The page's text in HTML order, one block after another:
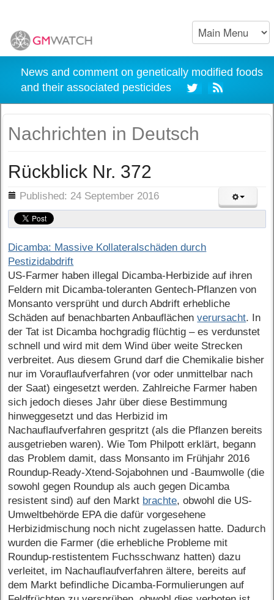
News and comment on genetically modified foods
and their associated pesticides
Nachrichten in Deutsch
Rückblick Nr. 372
Published: 24 September 2016
Dicamba: Massive Kollateralschäden durch
Pestizidabdrift
US-Farmer haben illegal Dicamba-Herbizide auf ihren
Feldern mit Dicamba-toleranten Gentech-Pflanzen von
Monsanto versprüht und durch Abdrift erhebliche
Schäden auf benachbarten Anbauflächenverursacht. In
der Tat ist Dicamba hochgradig flüchtig – es verdunstet
schnell und wird mit dem Wind über weite Strecken
verbreitet. Aus diesem Grund darf die Chemikalie bisher
nur im Vorauflaufverfahren (vor oder unmittelbar nach
der Saat) eingesetzt werden. Zahlreiche Farmer haben
sich jedoch dieses Jahr über diese Bestimmung
hinweggesetzt und das Herbizid im
Nachauflaufverfahren gespritzt (als die Pflanzen bereits
ausgetrieben waren). Wie Tom Philpott erklärt, begann
das Problem damit, dass Monsanto im Frühjahr 2016
Roundup-Ready-Xtend-Sojabohnen und -Baumwolle (die
sowohl gegen Roundup als auch gegen Dicamba
resistent sind) auf den Markt brachte, obwohl die US-
Umweltbehörde EPA die dafür vorgesehene
Herbizidmischung noch nicht zugelassen hatte. Dadurch
wurden die Farmer (die erhebliche Probleme mit
Roundup-restistentem Fuchsschwanz hatten) dazu
verleitet, im Nachauflaufverfahren ältere, bereits auf
dem Markt befindliche Dicamba-Formulierungen auf